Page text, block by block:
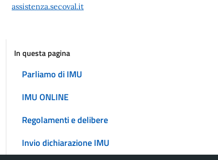
assistenza.secoval.it
In questa pagina
Parliamo di IMU
IMU ONLINE
Regolamenti e delibere
Invio dichiarazione IMU